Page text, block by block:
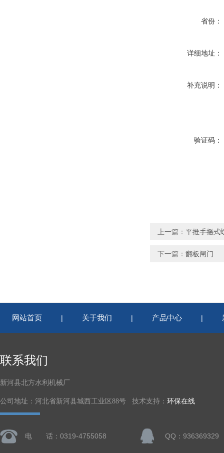
省份：
详细地址：
补充说明：
验证码：
上一篇： 平推手摇式
下一篇： 翻板闸门
网站首页 | 关于我们 | 产品中心 |
联系我们
新河县北方水利机械厂
公司地址：河北省新河县城西工业区88号 技术支持： 环保在线
电 话：0319-4755058 QQ：936369329